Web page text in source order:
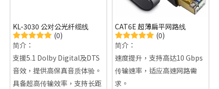
KL-3030 公对公光纤缆线
(0)
简介：
支援5.1 Dolby Digital及DTS
音效，提供高保真音质体验。
具备超高传输效率，支持长距
CAT6E 超薄扁平网路线
(0)
简介：
速度提升，支持高达10 Gbps
传输速率，适应高速网路需
求。